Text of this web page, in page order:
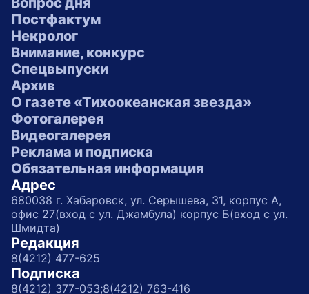
Постфактум
Некролог
Внимание, конкурс
Спецвыпуски
Архив
О газете «Тихоокеанская звезда»
Фотогалерея
Видеогалерея
Реклама и подписка
Обязательная информация
Адрес
680038 г. Хабаровск, ул. Серышева, 31, корпус А,
офис 27(вход с ул. Джамбула) корпус Б(вход с ул.
Шмидта)
Редакция
8(4212) 477-625
Подписка
8(4212) 377-053;8(4212) 763-416